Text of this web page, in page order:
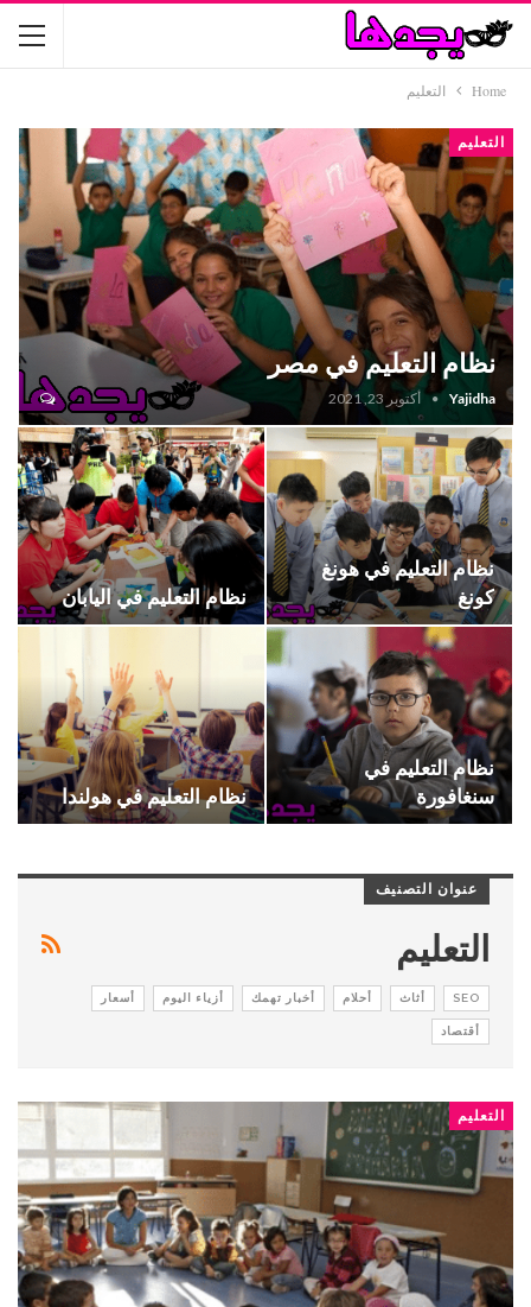
Home التعليم
التعليم
نظام التعليم في مصر
Yajidha أكتوبر 23, 2021
نظام التعليم في هونغ
كونغ
نظام التعليم في اليابان
نظام التعليم في
سنغافورة
نظام التعليم في هولندا
عنوان التصنيف
التعليم
SEO أثاث أحلام أخبار تهمك أزياء اليوم أسعار
أقتصاد
التعليم